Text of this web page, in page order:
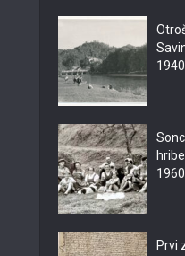
1940
1960
Prvi